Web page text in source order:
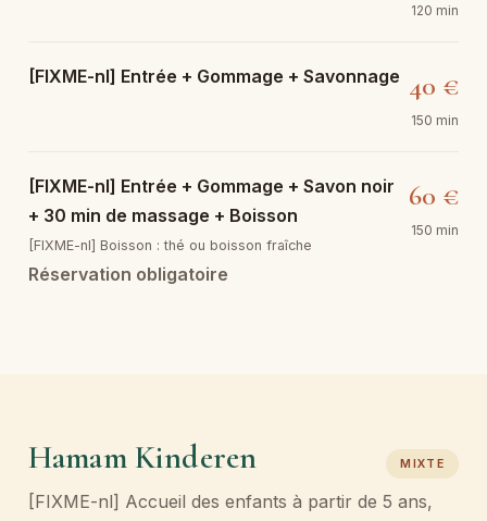
120 min
[FIXME-nl] Entrée + Gommage + Savonnage 40 €
150 min
[FIXME-nl] Entrée + Gommage + Savon noir
+ 30 min de massage + Boisson
[FIXME-nl] Boisson : thé ou boisson fraîche
Réservation obligatoire
60 €
150 min
Hamam Kinderen MIXTE
[FIXME-nl] Accueil des enfants à partir de 5 ans,